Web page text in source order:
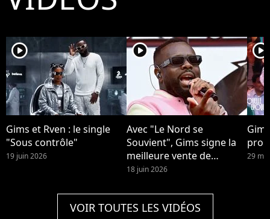
player2
Gims et Rven : le single
"Sous contrôle"
19 juin 2026
player2
Avec "Le Nord se
Souvient", Gims signe la
meilleure vente de
l'année.
18 juin 2026
player2
29
VOIR TOUTES LES VIDÉOS